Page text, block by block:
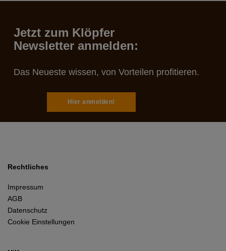
Jetzt zum Klöpfer
Newsletter anmelden:
Das Neueste wissen, von Vorteilen profitieren.
Hier anmelden!
Rechtliches
Impressum
AGB
Datenschutz
Cookie Einstellungen